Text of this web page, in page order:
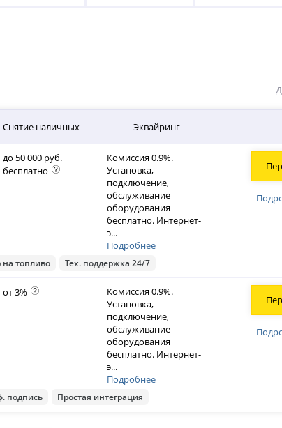
Снятие наличных Эквайринг
до 50 000 руб.
бесплатно
Комиссия 0.9%.
Установка,
подключение,
обслуживание
оборудования
бесплатно. Интернет-
э...
Подробнее
на топливо Тех. поддержка 24/7
от 3%
Комиссия 0.9%.
Установка,
подключение,
обслуживание
оборудования
бесплатно. Интернет-
э...
Подробнее
подпись Простая интеграция